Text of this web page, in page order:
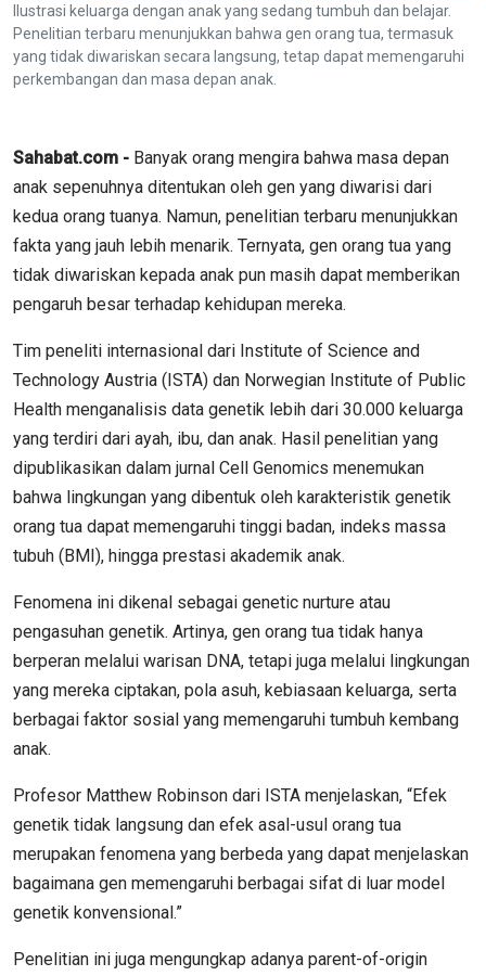
Ilustrasi keluarga dengan anak yang sedang tumbuh dan belajar.
Penelitian terbaru menunjukkan bahwa gen orang tua, termasuk
yang tidak diwariskan secara langsung, tetap dapat memengaruhi
perkembangan dan masa depan anak.
Sahabat.com - Banyak orang mengira bahwa masa depan
anak sepenuhnya ditentukan oleh gen yang diwarisi dari
kedua orang tuanya. Namun, penelitian terbaru menunjukkan
fakta yang jauh lebih menarik. Ternyata, gen orang tua yang
tidak diwariskan kepada anak pun masih dapat memberikan
pengaruh besar terhadap kehidupan mereka.
Tim peneliti internasional dari Institute of Science and
Technology Austria (ISTA) dan Norwegian Institute of Public
Health menganalisis data genetik lebih dari 30.000 keluarga
yang terdiri dari ayah, ibu, dan anak. Hasil penelitian yang
dipublikasikan dalam jurnal Cell Genomics menemukan
bahwa lingkungan yang dibentuk oleh karakteristik genetik
orang tua dapat memengaruhi tinggi badan, indeks massa
tubuh (BMI), hingga prestasi akademik anak.
Fenomena ini dikenal sebagai genetic nurture atau
pengasuhan genetik. Artinya, gen orang tua tidak hanya
berperan melalui warisan DNA, tetapi juga melalui lingkungan
yang mereka ciptakan, pola asuh, kebiasaan keluarga, serta
berbagai faktor sosial yang memengaruhi tumbuh kembang
anak.
Profesor Matthew Robinson dari ISTA menjelaskan, “Efek
genetik tidak langsung dan efek asal-usul orang tua
merupakan fenomena yang berbeda yang dapat menjelaskan
bagaimana gen memengaruhi berbagai sifat di luar model
genetik konvensional.”
Penelitian ini juga mengungkap adanya parent-of-origin